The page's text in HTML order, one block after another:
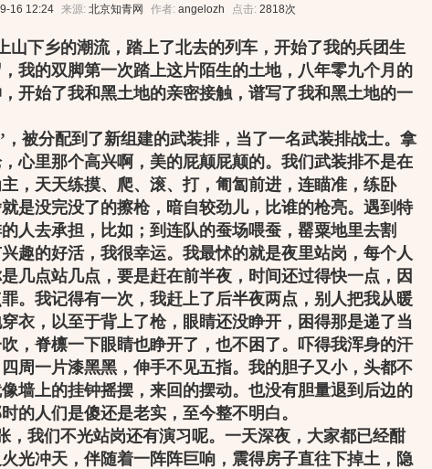
16 12:24 来源: 北京知青网 作者: angelozh 点击: 2818次
山下乡的潮流，踏上了北去的列车，开始了我的兵团生
我的双脚第一次踏上这片陌生的土地，八年零九个月的
开始了我和黑土地的亲密接触，谱写了我和黑土地的一
，被分配到了新组建的武装排，当了一名武装排战士。拿
心里那个高兴啊，美的屁颠屁颠的。我们武装排不是在
，天天练摸、爬、滚、打，匍匐前进，连瞄准，练卧
是没完没了的擦枪，暗自较劲儿，比谁的枪亮。遇到特
人去承担，比如；到连队的蚕场喂蚕，罂粟地里去割
趣的好活，我很幸运。我最怵的就是夜里站岗，每个人
几点站几点，要是赶在前半夜，时间还过得快一点，因
。我记得有一次，我赶上了后半夜两点，别人把我从暖
衣，以至于背上了枪，眼睛还没睁开，困得那是递了当
，脊檩一下眼睛也睁开了，也不困了。吓得我浑身的汗
周一片漆黑黑，伸手不见五指。我的胆子又小，头都不
墙上的挂钟摇摆，来回的摆动。也没有胆量退到后边的
的人们是傻还是老实，至今整不明白。
，我们不光站岗还有演习呢。一天深夜，大家都已经酣
光冲天，伴随着一阵阵巨响，震得房子直往下掉土，隐